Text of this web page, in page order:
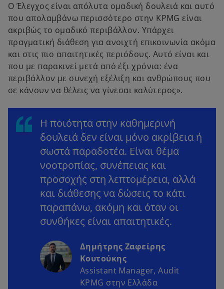
Ο Έλεγχος είναι απόλυτα ομαδική δουλειά και αυτό
που απολαμβάνω περισσότερο στην KPMG είναι
ακριβώς το ομαδικό περιβάλλον. Υπάρχει
πραγματική διάθεση για ανοιχτή επικοινωνία ακόμα
και στις πιο απαιτητικές περιόδους. Αυτό είναι και
που με παρακινεί μετά από έξι χρόνια: ένα
περιβάλλον με συνεχή εξέλιξη και ανθρώπους που
σε κάνουν να θέλεις να γίνεσαι καλύτερος».
Η ποιότητα στην καθημερινή
δουλειά δεν είναι μόνο ακρίβεια ή
σωστά παραδοτέα. Είναι θέμα
νοοτροπίας, συνέπειας και
προσοχής στη λεπτομέρεια, αλλά
και διάθεσης να δώσεις το κάτι
παραπάνω, ακόμη και όταν οι
συνθήκες είναι απαιτητικές.
Δημήτρης Ζαφείρης
Κουτούκης
Assistant Manager, Audit
KPMG στην Ελλάδα